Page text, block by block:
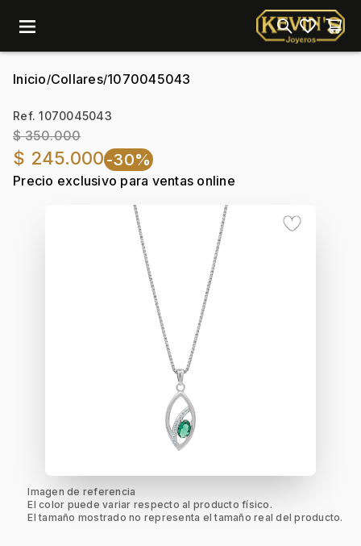
menu
Inicio/Collares/1070045043
Ref. 1070045043
$ 350.000
$ 245.000-30%
Precio exclusivo para ventas online
Imagen de referencia
El color puede variar respecto al producto físico.
El tamaño mostrado no representa el tamaño real del producto.